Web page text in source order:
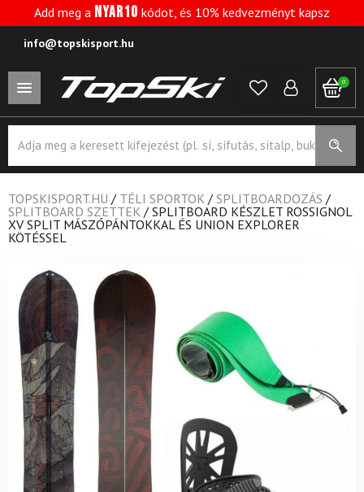
Add meg a NYAR10 kódot, és 10% kedvezményt kapsz
info@topskisport.hu
0
search
TOPSKISPORT.HU / TÉLI SPORTOK / SPLITBOARDOZÁS /
SPLITBOARD SZETTEK / SPLITBOARD KÉSZLET ROSSIGNOL
XV SPLIT MÁSZÓPÁNTOKKAL ÉS UNION EXPLORER
KÖTÉSSEL